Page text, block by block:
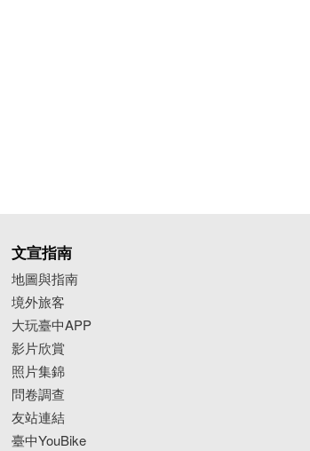
文宣指南
地圖與指南
境外旅客
大玩臺中APP
影片欣賞
照片集錦
問卷調查
友站連結
臺中YouBike